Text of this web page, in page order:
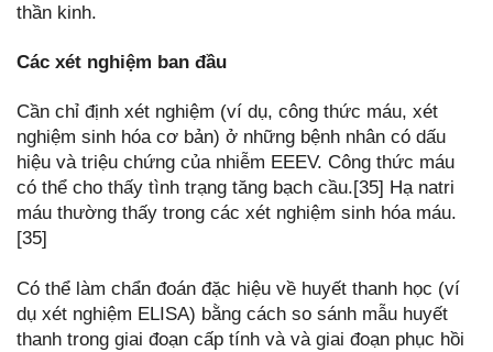
thần kinh.
Các xét nghiệm ban đầu
Cần chỉ định xét nghiệm (ví dụ, công thức máu, xét
nghiệm sinh hóa cơ bản) ở những bệnh nhân có dấu
hiệu và triệu chứng của nhiễm EEEV. Công thức máu
có thể cho thấy tình trạng tăng bạch cầu.[35] Hạ natri
máu thường thấy trong các xét nghiệm sinh hóa máu.
[35]
Có thể làm chẩn đoán đặc hiệu về huyết thanh học (ví
dụ xét nghiệm ELISA) bằng cách so sánh mẫu huyết
thanh trong giai đoạn cấp tính và và giai đoạn phục hồi